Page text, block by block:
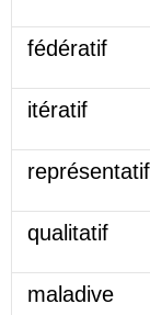
fédératif
itératif
représentatif
qualitatif
maladive